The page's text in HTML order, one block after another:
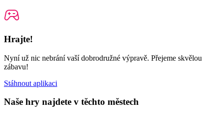
Hrajte!
Nyní už nic nebrání vaší dobrodružné výpravě. Přejeme skvělou
zábavu!
Stáhnout aplikaci
Naše hry najdete v těchto městech